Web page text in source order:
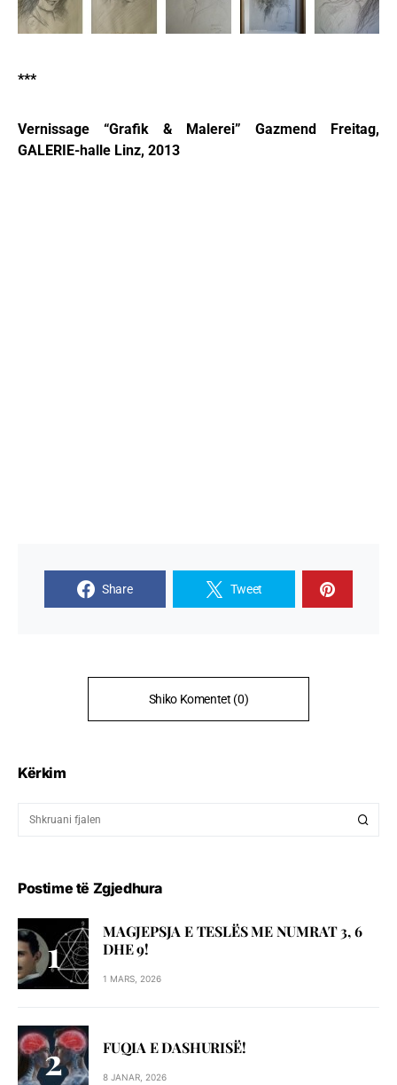
***
Vernissage “Grafik & Malerei” Gazmend Freitag,
GALERIE-halle Linz, 2013
Share Tweet
Shiko Komentet (0)
Kërkim
Postime të Zgjedhura
MAGJEPSJA E TESLËS ME NUMRAT 3, 6
DHE 9!
1 MARS, 2026
FUQIA E DASHURISË!
8 JANAR, 2026